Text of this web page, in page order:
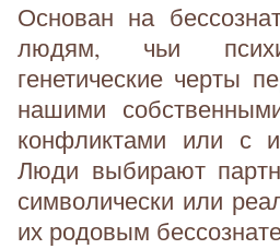
Основан на
людям, чьи
генетические черты
нашими
конфликтами или с
Люди выбирают
символически или
их родовым